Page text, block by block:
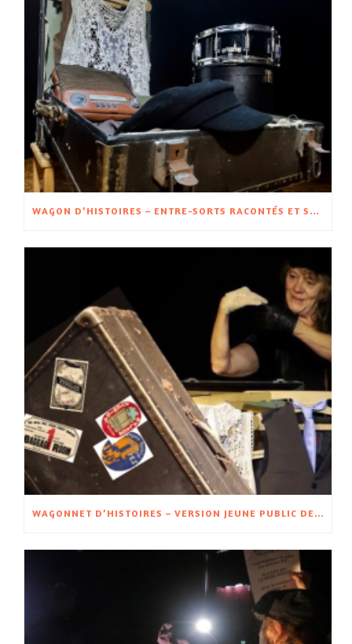
WAGON D’HISTOIRES – ENTRE-SORTS RACONTÉS ET SPECTACLE
WAGONNET D’HISTOIRES – VERSION JEUNE PUBLIC DE WAGON D’HISTOIRES – À PARTIR DE 5 ANS